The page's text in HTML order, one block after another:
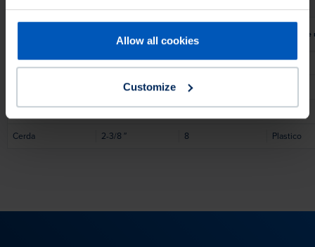
Allow all cookies
Customize
Longitud de corte Numero del cepillo Material de
Cerda 2-5/8″ 10
Plastico
″ 6
Cerda
1-7/8″ 4
Plastico
Cerda
2-3/8″ 8 Plastico